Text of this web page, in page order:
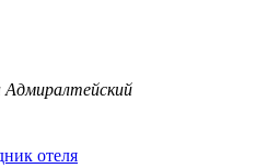
отеля